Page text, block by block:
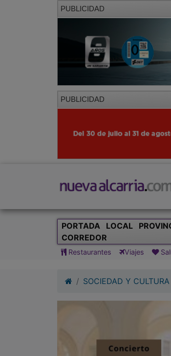
PUBLICIDAD
PUBLICIDAD
PORTADA LOCAL
Restaurantes Viajes
SOCIEDAD Y CULTURA